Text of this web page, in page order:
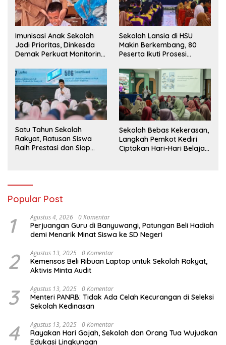
Imunisasi Anak Sekolah
Jadi Prioritas, Dinkesda
Demak Perkuat Monitoring
Sekolah Lansia di HSU
Makin Berkembang, 80
Peserta Ikuti Prosesi
Satu Tahun Sekolah
Rakyat, Ratusan Siswa
Raih Prestasi dan Siap
Sekolah Bebas Kekerasan,
Langkah Pemkot Kediri
Ciptakan Hari-Hari Belajar
Popular Post
1 Agustus 4, 2026 0 Komentar
Perjuangan Guru di Banyuwangi, Patungan Beli Hadiah
demi Menarik Minat Siswa ke SD Negeri
2 Agustus 13, 2025 0 Komentar
Kemensos Beli Ribuan Laptop untuk Sekolah Rakyat,
Aktivis Minta Audit
3 Agustus 13, 2025 0 Komentar
Menteri PANRB: Tidak Ada Celah Kecurangan di Seleksi
Sekolah Kedinasan
4 Agustus 13, 2025 0 Komentar
Rayakan Hari Gajah, Sekolah dan Orang Tua Wujudkan
Edukasi Lingkungan